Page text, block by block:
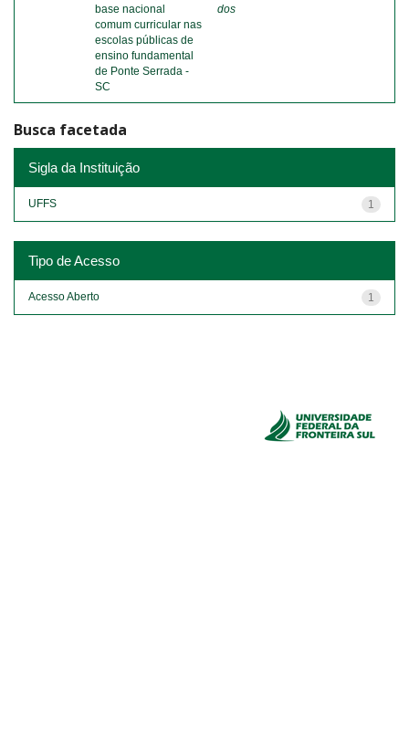
base nacional
comum curricular nas
escolas públicas de
ensino fundamental
de Ponte Serrada -
SC
dos
Busca facetada
Sigla da Instituição
1
UFFS
Tipo de Acesso
1
Acesso Aberto